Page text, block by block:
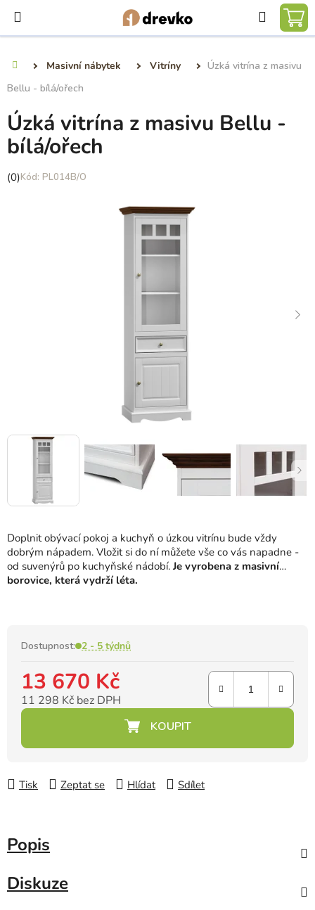
obsah
Hledat
Masivní nábytek Vitríny
Úzká vitrína z masivu
Bellu - bílá/ořech
Doplnit obývací pokoj a kuchyň o úzkou vitrínu bude vždy
dobrým nápadem. Vložit si do ní můžete vše co vás napadne -
od suvenýrů po kuchyňské nádobí. Je vyrobena z masivní
borovice, která vydrží léta.
Dostupnost: 2 - 5 týdnů
13 670 Kč
11 298 Kč bez DPH
Tisk Zeptat se Hlídat Sdílet
Úzká vitrína z masivu Bellu -
bílá/ořech
Průměrné
(0) PL014B/O
Popis
Diskuze